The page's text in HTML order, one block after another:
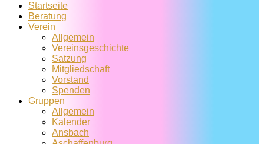
Startseite
Beratung
Verein
Allgemein
Vereins­geschichte
Satzung
Mitglied­schaft
Vorstand
Spenden
Gruppen
Allgemein
Kalender
Ansbach